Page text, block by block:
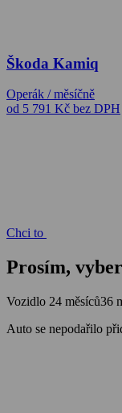
Škoda Kamiq
Operák / měsíčně
od 5 791 Kč bez DPH
Chci to
Prosím,
Vozidlo 24 měsíců36
Auto se nepodařilo